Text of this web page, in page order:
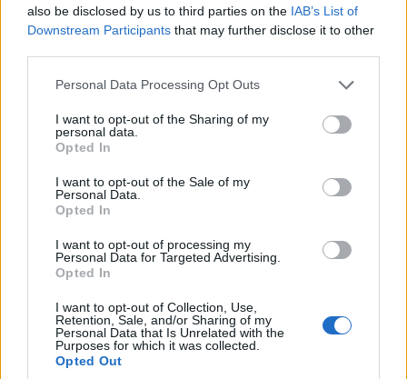
also be disclosed by us to third parties on the IAB’s List of
Downstream Participants that may further disclose it to other
Please note that this website/app uses one or more Google
not limited to your visit or usage behaviour. You may click to
grant or deny consent to Google and its third-party tags to
use your data for below specified purposes in below Google
consent section.
Personal Data Processing Opt Outs
I want to opt-out of the Sharing of my
personal data.
Opted In
I want to opt-out of the Sale of my
Personal Data.
Opted In
I want to opt-out of processing my
Personal Data for Targeted Advertising.
Opted In
I want to opt-out of Collection, Use,
Retention, Sale, and/or Sharing of my
Personal Data that Is Unrelated with the
Purposes for which it was collected.
Opted Out